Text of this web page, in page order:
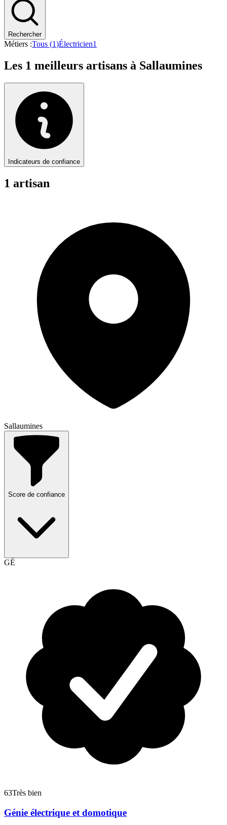
Rechercher
Métiers :Tous (1)Électricien1
Les 1 meilleurs artisans à Sallaumines
Indicateurs de confiance
1 artisan
Sallaumines
Score de confiance
GÉ
63Très bien
Génie électrique et domotique